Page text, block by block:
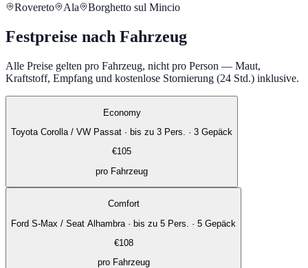
Rovereto
Ala Borghetto sul Mincio
Festpreise nach Fahrzeug
Alle Preise gelten pro Fahrzeug, nicht pro Person — Maut,
Kraftstoff, Empfang und kostenlose Stornierung (24 Std.) inklusive.
Economy
Toyota Corolla / VW Passat · bis zu 3 Pers. · 3 Gepäck
€105
pro Fahrzeug
Comfort
Ford S-Max / Seat Alhambra · bis zu 5 Pers. · 5 Gepäck
€108
pro Fahrzeug